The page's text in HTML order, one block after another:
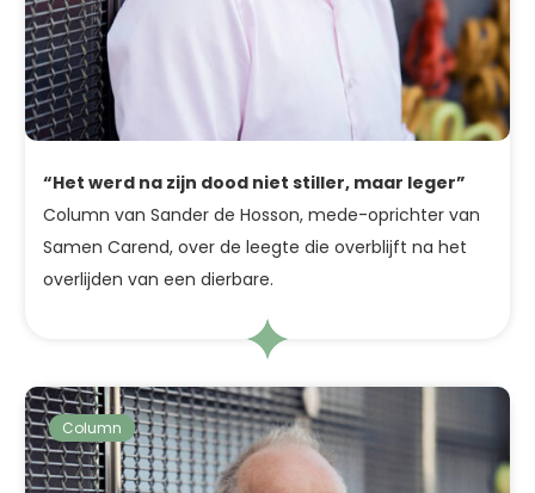
“Het werd na zijn dood niet stiller, maar leger”
Column van Sander de Hosson, mede-oprichter van
Samen Carend, over de leegte die overblijft na het
overlijden van een dierbare.
Column